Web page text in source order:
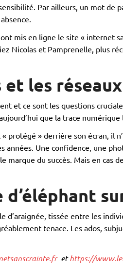
Par ailleurs, un mot de
mis en ligne le site « internet
Nicolas et Pamprenelle, plus
et les
et ce sont les questions
que la trace
« protégé » derrière son écran, il
années. Une confidence, une
marque du succès. Mais en
d’éléphant
d’araignée, tissée entre les
tenace. Les ados,
ethttps://